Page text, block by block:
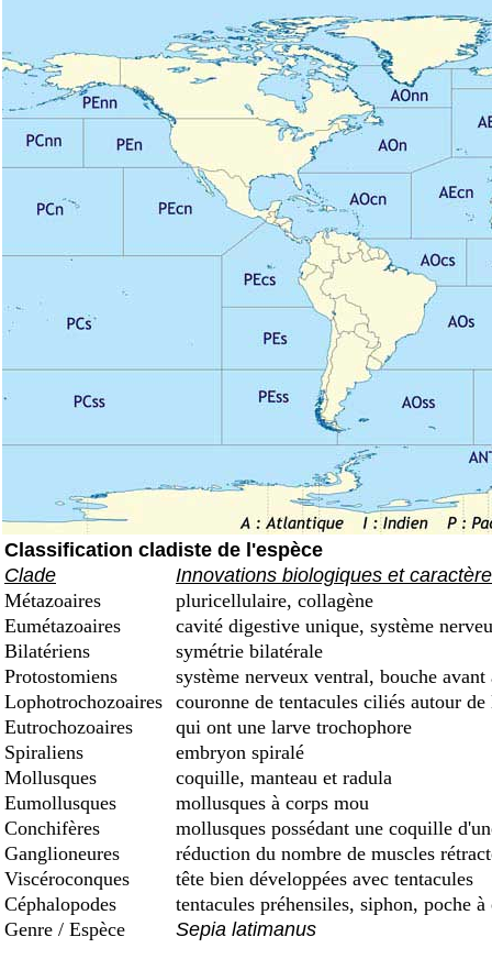
Classification cladiste de l'espèce
Clade
Innovations biologiques et
Métazoaires
pluricellulaire, collagène
Eumétazoaires
cavité digestive unique, système
Bilatériens
symétrie bilatérale
Protostomiens
système nerveux ventral, bouche avant
Lophotrochozoaires couronne de tentacules ciliés autour de
Eutrochozoaires
qui ont une larve trochophore
Spiraliens
embryon spiralé
Mollusques
coquille, manteau et radula
Eumollusques
mollusques à corps mou
Conchifères
mollusques possédant une coquille
Ganglioneures
réduction du nombre de muscles
Viscéroconques
tête bien développées avec tentacules
Céphalopodes
tentacules préhensiles, siphon, poche à
Genre / Espèce
Sepia latimanus